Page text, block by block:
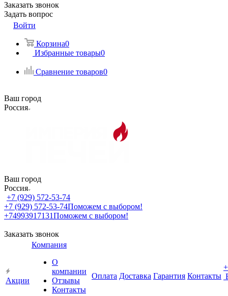
Заказать звонок
Задать вопрос
Войти
Корзина0
Избранные товары0
Сравнение товаров0
Ваш город
Россия
Ваш город
Россия
+7 (929) 572-53-74
+7 (929) 572-53-74Поможем с выбором!
+74993917131Поможем с выбором!
Заказать звонок
Акции
Компания
О
компании
Отзывы
Контакты
Оплата Доставка Гарантия Контакты
+